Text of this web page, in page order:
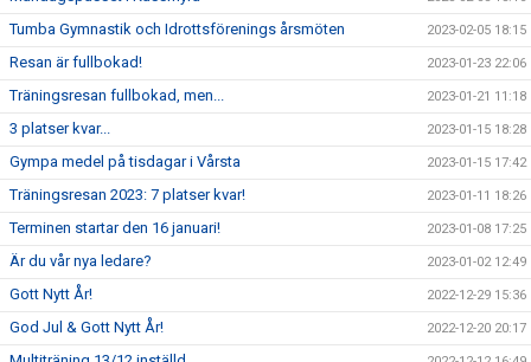
Tumba Gymnastik och Idrottsförenings årsmöten 2023-02-05 18:15
Resan är fullbokad! 2023-01-23 22:06
Träningsresan fullbokad, men... 2023-01-21 11:18
3 platser kvar... 2023-01-15 18:28
Gympa medel på tisdagar i Vårsta 2023-01-15 17:42
Träningsresan 2023: 7 platser kvar! 2023-01-11 18:26
Terminen startar den 16 januari! 2023-01-08 17:25
Är du vår nya ledare? 2023-01-02 12:49
Gott Nytt År! 2022-12-29 15:36
God Jul & Gott Nytt År! 2022-12-20 20:17